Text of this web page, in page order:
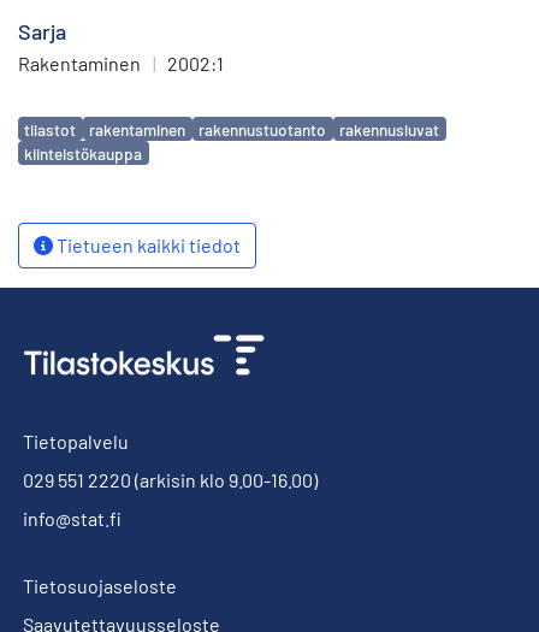
Sarja
Rakentaminen | 2002:1
Avainsanat
tilastot rakentaminen rakennustuotanto
rakennusluvat
kiinteistökauppa
Tietueen kaikki tiedot
Tietopalvelu
029 551 2220 (arkisin klo 9.00-16.00)
info@stat.fi
Tietosuojaseloste
Saavutettavuusseloste